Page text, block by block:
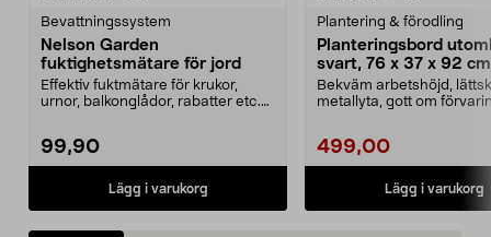
Bevattningssystem
Nelson Garden
fuktighetsmätare för jord
Effektiv fuktmätare för krukor,
urnor, balkonglådor, rabatter etc.
99,90
Lägg i varukorg
Plantering & förodling
Planteringsbord
svart, 76 x 37 x 92 cm
Bekväm arbetshöjd,
metallyta, gott om
499,00
Lägg i varukorg